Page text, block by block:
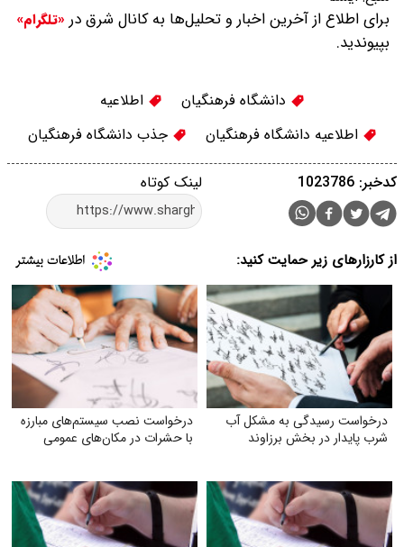
برای اطلاع از آخرین اخبار و تحلیل‌ها به کانال شرق در «تلگرام»
بپیوندید.
دانشگاه فرهنگیان
اطلاعیه
اطلاعیه دانشگاه فرهنگیان
جذب دانشگاه فرهنگیان
لینک کوتاه کدخبر: 1023786
از کارزارهای زیر حمایت کنید:
درخواست رسیدگی به مشکل آب
شرب ‌پایدار در بخش برزاوند
درخواست نصب سیستم‌های مبارزه
با حشرات در مکان‌های عمومی